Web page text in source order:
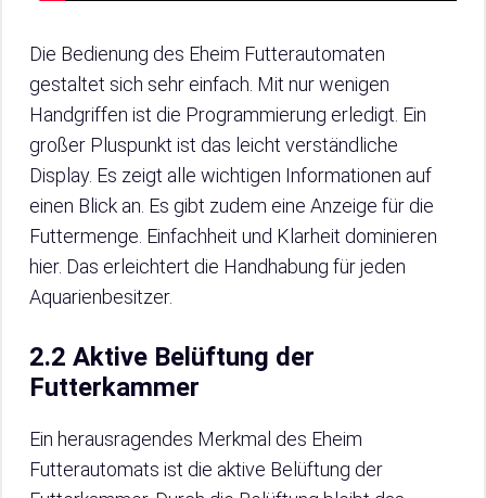
Die Bedienung des Eheim Futterautomaten
gestaltet sich sehr einfach. Mit nur wenigen
Handgriffen ist die Programmierung erledigt. Ein
großer Pluspunkt ist das leicht verständliche
Display. Es zeigt alle wichtigen Informationen auf
einen Blick an. Es gibt zudem eine Anzeige für die
Futtermenge. Einfachheit und Klarheit dominieren
hier. Das erleichtert die Handhabung für jeden
Aquarienbesitzer.
2.2 Aktive Belüftung der
Futterkammer
Ein herausragendes Merkmal des Eheim
Futterautomats ist die aktive Belüftung der